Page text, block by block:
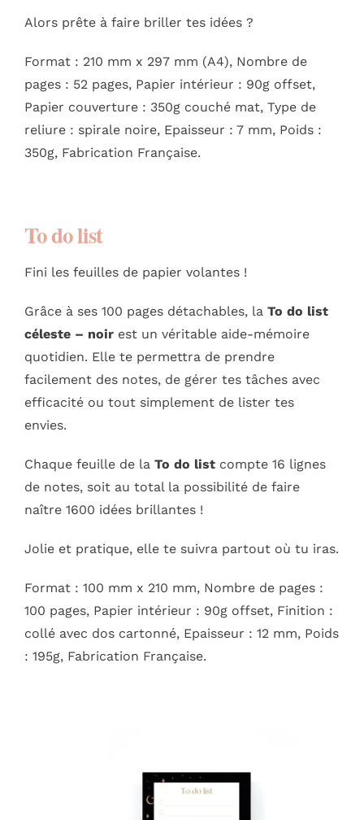
Alors prête à faire briller tes idées ?
Format : 210 mm x 297 mm (A4), Nombre de
pages : 52 pages, Papier intérieur : 90g offset,
Papier couverture : 350g couché mat, Type de
reliure : spirale noire, Epaisseur : 7 mm, Poids :
350g, Fabrication Française.
To do list
Fini les feuilles de papier volantes !
Grâce à ses 100 pages détachables, la To do list
céleste – noir est un véritable aide-mémoire
quotidien. Elle te permettra de prendre
facilement des notes, de gérer tes tâches avec
efficacité ou tout simplement de lister tes
envies.
Chaque feuille de la To do listcompte 16 lignes
de notes, soit au total la possibilité de faire
naître 1600 idées brillantes !
Jolie et pratique, elle te suivra partout où tu iras.
Format : 100 mm x 210 mm, Nombre de pages :
100 pages, Papier intérieur : 90g offset, Finition :
collé avec dos cartonné, Epaisseur : 12 mm, Poids
: 195g, Fabrication Française.